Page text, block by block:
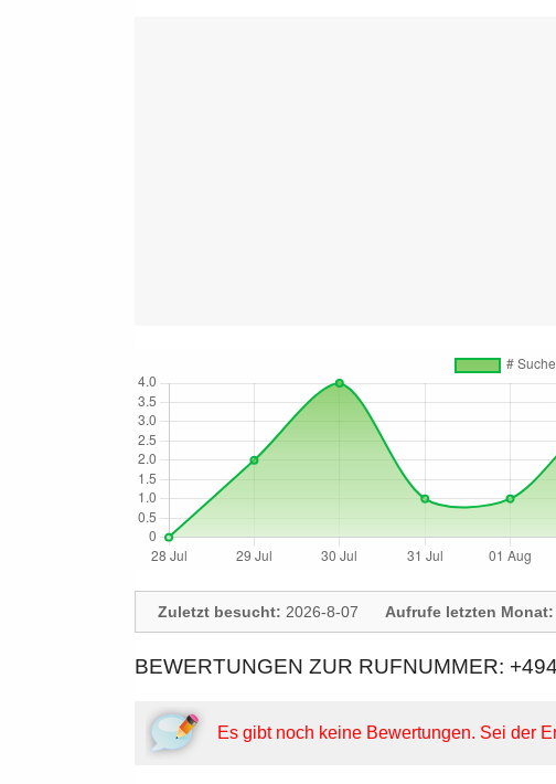
Zuletzt besucht: 2026-8-07 Aufrufe letzten Monat:
BEWERTUNGEN ZUR RUFNUMMER:
Es gibt noch keine Bewertungen. Sei der